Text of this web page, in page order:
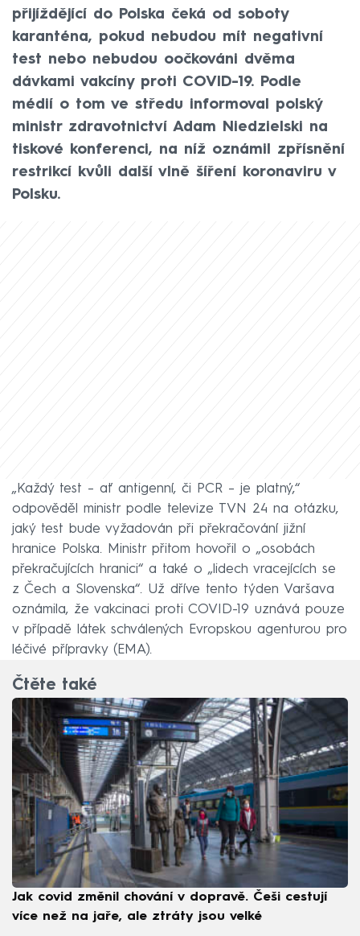
přijíždějící do Polska čeká od soboty
karanténa, pokud nebudou mít negativní
test nebo nebudou oočkováni dvěma
dávkami vakcíny proti COVID-19. Podle
médií o tom ve středu informoval polský
ministr zdravotnictví Adam Niedzielski na
tiskové konferenci, na níž oznámil zpřísnění
restrikcí kvůli další vlně šíření koronaviru v
Polsku.
„Každý test – ať antigenní, či PCR – je platný,“
odpověděl ministr podle televize TVN 24 na otázku,
jaký test bude vyžadován při překračování jižní
hranice Polska. Ministr přitom hovořil o „osobách
překračujících hranici“ a také o „lidech vracejících se
z Čech a Slovenska“. Už dříve tento týden Varšava
oznámila, že vakcinaci proti COVID-19 uznává pouze
v případě látek schválených Evropskou agenturou pro
léčivé přípravky (EMA).
Čtěte také
Jak covid změnil chování v dopravě. Češi cestují
více než na jaře, ale ztráty jsou velké